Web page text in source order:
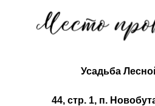
Усадьба
44, стр. 1, п.